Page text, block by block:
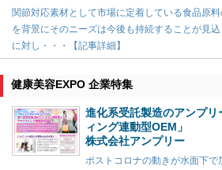
関節対応素材として市場に定着している食品原
を背景にそのニーズは今後も持続することが見
に対し・・・【記事詳細】
健康美容EXPO 企業特集
進化系受託製造のアンプ
ィング連動型OEM」
株式会社アンプリー
ポストコロナの動きが水面下